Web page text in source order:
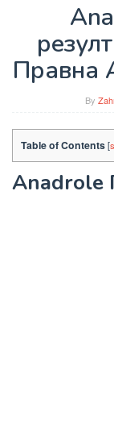
Правна
By
Table of Contents[
Anadrole